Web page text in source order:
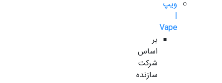
ویپ
|
Vape
بر
اساس
شرکت
سازنده